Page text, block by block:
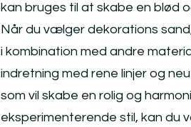
kan bruges til at skabe en blød
Når du vælger dekorations
i kombination med andre
indretning med rene linjer og
som vil skabe en rolig og
eksperimenterende stil, kan du